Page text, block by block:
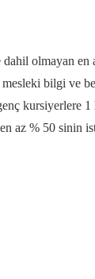
olmayan en
bilgi ve
kursiyerlere
az % 50 sinin